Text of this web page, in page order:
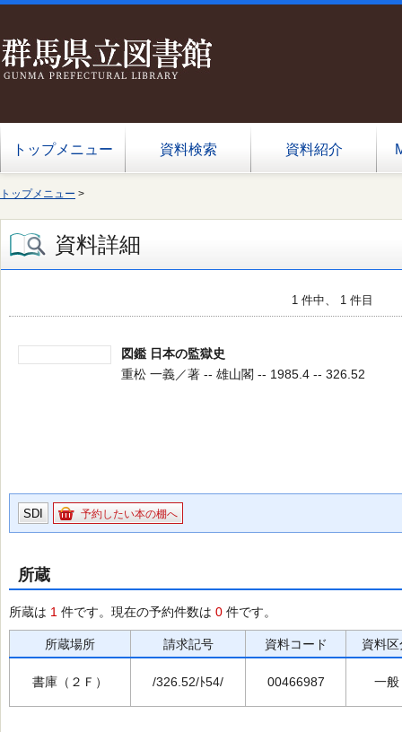
トップメニュー 資料検索 資料紹介
トップメニュー >
資料詳細
1 件中、 1 件目
図鑑 日本の監獄史
重松 一義／著 -- 雄山閣 -- 1985.4 -- 326.52
SDI 予約したい本の棚へ
所蔵
所蔵は 1 件です。現在の予約件数は 0 件です。
所蔵場所 請求記号 資料コード 資料区
書庫（２Ｆ） /326.52/ﾄ54/ 00466987 一般